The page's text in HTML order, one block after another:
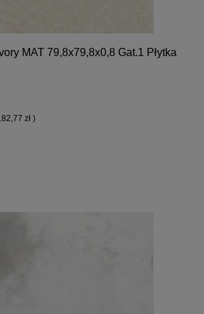
MAT 79,8x79,8x0,8 Gat.1 Płytka
zł )